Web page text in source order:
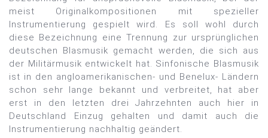
meist Originalkompositionen mit spezieller
Instrumentierung gespielt wird. Es soll wohl durch
diese Bezeichnung eine Trennung zur ursprünglichen
deutschen Blasmusik gemacht werden, die sich aus
der Militärmusik entwickelt hat. Sinfonische Blasmusik
ist in den angloamerikanischen- und Benelux- Ländern
schon sehr lange bekannt und verbreitet, hat aber
erst in den letzten drei Jahrzehnten auch hier in
Deutschland Einzug gehalten und damit auch die
Instrumentierung nachhaltig geändert.